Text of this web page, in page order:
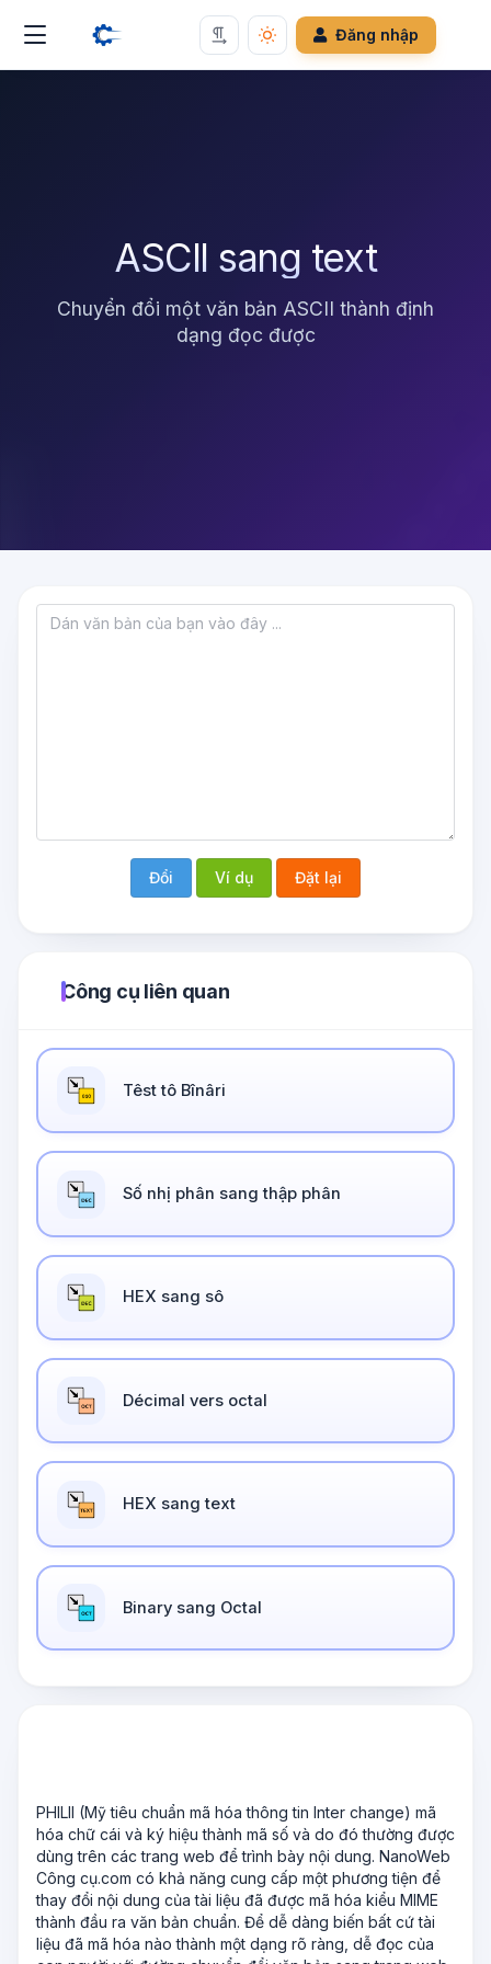
Đăng nhập
ASCII sang text
Chuyển đổi một văn bản ASCII thành định
dạng đọc được
Đổi Ví dụ Đặt lại
Công cụ liên quan
Têst tô Bînâri
Số nhị phân sang thập phân
HEX sang sô
Décimal vers octal
HEX sang text
Binary sang Octal
PHILII (Mỹ tiêu chuẩn mã hóa thông tin Inter change) mã
hóa chữ cái và ký hiệu thành mã số và do đó thường được
dùng trên các trang web để trình bày nội dung. NanoWeb
Công cụ.com có khả năng cung cấp một phương tiện để
thay đổi nội dung của tài liệu đã được mã hóa kiểu MIME
thành đầu ra văn bản chuẩn. Để dễ dàng biến bất cứ tài
liệu đã mã hóa nào thành một dạng rõ ràng, dễ đọc của